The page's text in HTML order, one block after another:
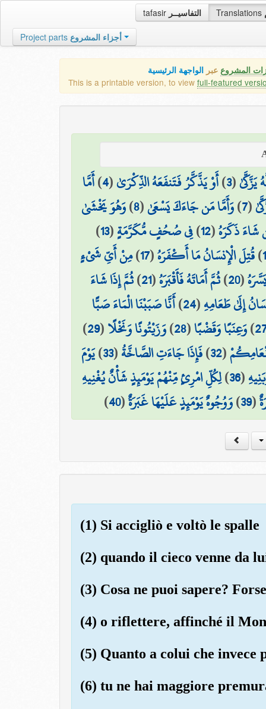
tafasir التفاسيــر Translations
Project parts أجزاء المشروع
المشروع عبر الواجهة الرئيسية
This is a printable version, to view full-featured
يَزَّكَّىٰ(
3
)أَوْ يَذَّكَّرُ فَتَنفَعَهُ الذِّكْرَىٰ(
4
)أَمَّا
(
7
)وَأَمَّا مَن جَاءَكَ يَسْعَىٰ(
8
)وَهُوَ يَخْشَىٰ
شَاءَ ذَكَرَهُ(
12
)فِي صُحُفٍ مُّكَرَّمَةٍ(
13
)
)قُتِلَ الْإِنسَانُ مَا أَكْفَرَهُ(
17
)مِنْ أَيِّ شَيْءٍ
(
20
)ثُمَّ أَمَاتَهُ فَأَقْبَرَهُ(
21
)ثُمَّ إِذَا شَاءَ
إِلَىٰ طَعَامِهِ(
24
)أَنَّا صَبَبْنَا الْمَاءَ صَبًّا
)وَعِنَبًا وَقَضْبًا(
28
)وَزَيْتُونًا وَنَخْلًا(
29
)
(
32
)فَإِذَا جَاءَتِ الصَّاخَّةُ(
33
)يَوْمَ
(
36
)لِكُلِّ امْرِئٍ مِّنْهُمْ يَوْمَئِذٍ شَأْنٌ يُغْنِيهِ
(
39
)وَوُجُوهٌ يَوْمَئِذٍ عَلَيْهَا غَبَرَةٌ(
40
)
(1) Si accigliò e voltò le spalle
(2) quando il cieco venne da
(3) Cosa ne puoi sapere?
(4) o riflettere, affinché il
(5) Quanto a colui che invece
(6) tu ne hai maggiore